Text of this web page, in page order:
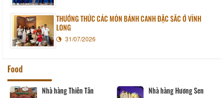
THƯỞNG THỨC CÁC MÓN BÁNH CANH ĐẶC SẮC Ở VĨNH
LONG
31/07/2026
Food
Nhà hàng Thiên Tân Nhà hàng Hương Sen